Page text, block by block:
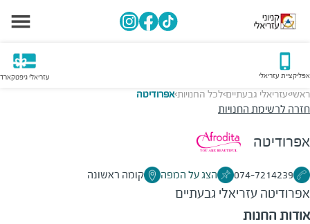
אפליקציית עזריאלי עזריאלי גיפטקארד
ראשי>עזריאלי גבעתיים>לכל החנויות>אפרודיטה
חזרה לרשימת החנויות
אפרודיטה
074-7214239 הצג על המפה קומה ראשונה
אפרודיטה עזריאלי גבעתיים
אודות החנות